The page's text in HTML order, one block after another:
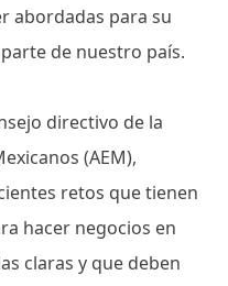
abordadas para su
de nuestro país.
directivo de la
(AEM),
retos que tienen
hacer negocios en
claras y que deben